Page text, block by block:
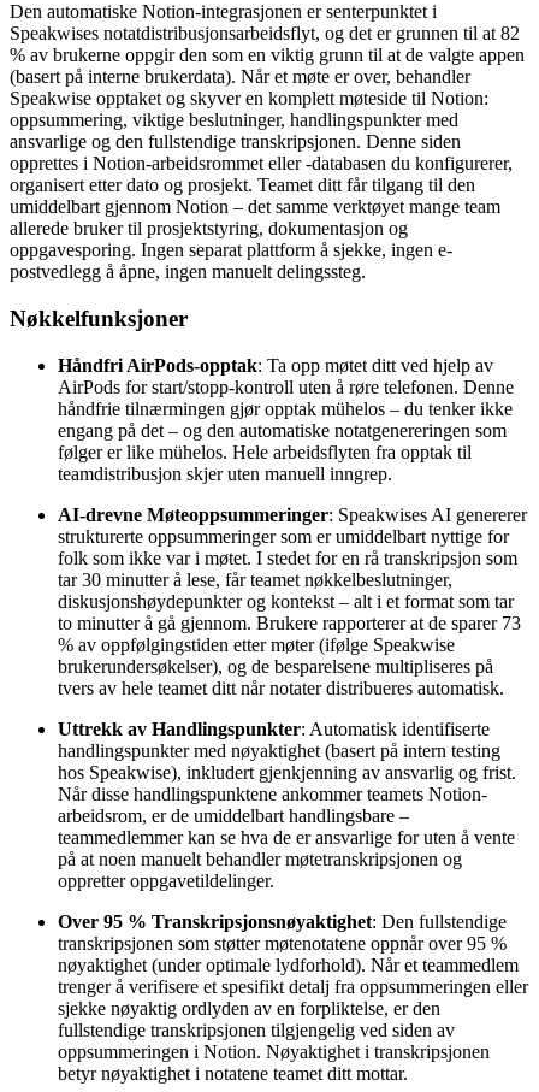
Den automatiske Notion-integrasjonen er senterpunktet i
Speakwises notatdistribusjonsarbeidsflyt, og det er grunnen til at 82
% av brukerne oppgir den som en viktig grunn til at de valgte appen
(basert på interne brukerdata). Når et møte er over, behandler
Speakwise opptaket og skyver en komplett møteside til Notion:
oppsummering, viktige beslutninger, handlingspunkter med
ansvarlige og den fullstendige transkripsjonen. Denne siden
opprettes i Notion-arbeidsrommet eller -databasen du konfigurerer,
organisert etter dato og prosjekt. Teamet ditt får tilgang til den
umiddelbart gjennom Notion – det samme verktøyet mange team
allerede bruker til prosjektstyring, dokumentasjon og
oppgavesporing. Ingen separat plattform å sjekke, ingen e-
postvedlegg å åpne, ingen manuelt delingssteg.
Nøkkelfunksjoner
Håndfri AirPods-opptak: Ta opp møtet ditt ved hjelp av
AirPods for start/stopp-kontroll uten å røre telefonen. Denne
håndfrie tilnærmingen gjør opptak mühelos – du tenker ikke
engang på det – og den automatiske notatgenereringen som
følger er like mühelos. Hele arbeidsflyten fra opptak til
teamdistribusjon skjer uten manuell inngrep.
AI-drevne Møteoppsummeringer: Speakwises AI genererer
strukturerte oppsummeringer som er umiddelbart nyttige for
folk som ikke var i møtet. I stedet for en rå transkripsjon som
tar 30 minutter å lese, får teamet nøkkelbeslutninger,
diskusjonshøydepunkter og kontekst – alt i et format som tar
to minutter å gå gjennom. Brukere rapporterer at de sparer 73
% av oppfølgingstiden etter møter (ifølge Speakwise
brukerundersøkelser), og de besparelsene multipliseres på
tvers av hele teamet ditt når notater distribueres automatisk.
Uttrekk av Handlingspunkter: Automatisk identifiserte
handlingspunkter med nøyaktighet (basert på intern testing
hos Speakwise), inkludert gjenkjenning av ansvarlig og frist.
Når disse handlingspunktene ankommer teamets Notion-
arbeidsrom, er de umiddelbart handlingsbare –
teammedlemmer kan se hva de er ansvarlige for uten å vente
på at noen manuelt behandler møtetranskripsjonen og
oppretter oppgavetildelinger.
Over 95 % Transkripsjonsnøyaktighet: Den fullstendige
transkripsjonen som støtter møtenotatene oppnår over 95 %
nøyaktighet (under optimale lydforhold). Når et teammedlem
trenger å verifisere et spesifikt detalj fra oppsummeringen eller
sjekke nøyaktig ordlyden av en forpliktelse, er den
fullstendige transkripsjonen tilgjengelig ved siden av
oppsummeringen i Notion. Nøyaktighet i transkripsjonen
betyr nøyaktighet i notatene teamet ditt mottar.